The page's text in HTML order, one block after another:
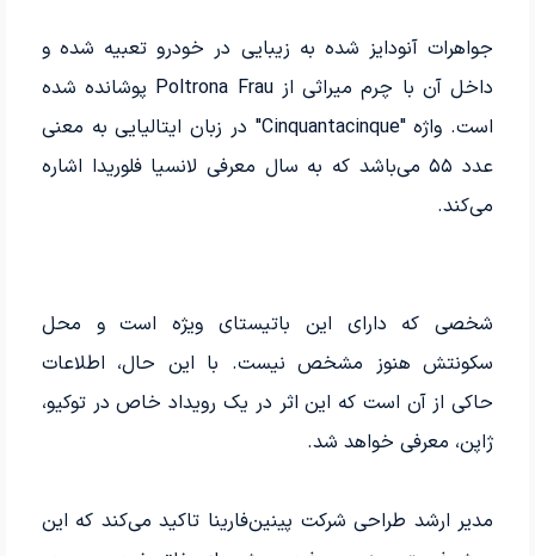
جواهرات آنودایز شده به زیبایی در خودرو تعبیه شده و
داخل آن با چرم میراثی از Poltrona Frau پوشانده شده
است. واژه "Cinquantacinque" در زبان ایتالیایی به معنی
عدد ۵۵ می‌باشد که به سال معرفی لانسیا فلوریدا اشاره
می‌کند.
شخصی که دارای این باتیستای ویژه است و محل
سکونتش هنوز مشخص نیست. با این حال، اطلاعات
حاکی از آن است که این اثر در یک رویداد خاص در توکیو،
ژاپن، معرفی خواهد شد.
مدیر ارشد طراحی شرکت پینین‌فارینا تاکید می‌کند که این